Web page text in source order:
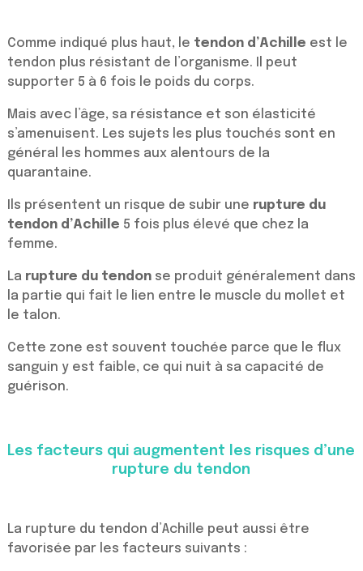
Comme indiqué plus haut, le tendon d’Achille est le
tendon plus résistant de l’organisme. Il peut
supporter 5 à 6 fois le poids du corps.
Mais avec l’âge, sa résistance et son élasticité
s’amenuisent. Les sujets les plus touchés sont en
général les hommes aux alentours de la
quarantaine.
Ils présentent un risque de subir une rupture du
tendon d’Achille 5 fois plus élevé que chez la
femme.
La rupture du tendonse produit généralement dans
la partie qui fait le lien entre le muscle du mollet et
le talon.
Cette zone est souvent touchée parce que le flux
sanguin y est faible, ce qui nuit à sa capacité de
guérison.
Les facteurs qui augmentent les risques d’une
rupture du tendon
La rupture du tendon d’Achille peut aussi être
favorisée par les facteurs suivants :